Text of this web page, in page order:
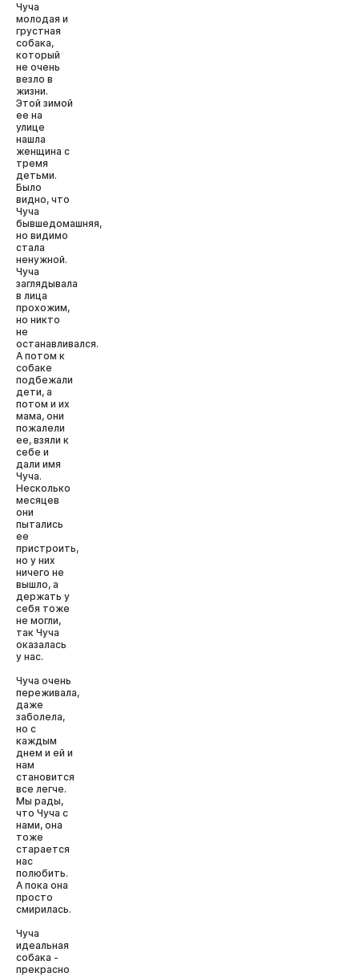
Чуча
молодая и
грустная
собака,
который
не очень
везло в
жизни.
Этой зимой
ее на
улице
нашла
женщина с
тремя
детьми.
Было
видно, что
Чуча
бывшедомашняя,
но видимо
стала
ненужной.
Чуча
заглядывала
в лица
прохожим,
но никто
не
останавливался.
А потом к
собаке
подбежали
дети, а
потом и их
мама, они
пожалели
ее, взяли к
себе и
дали имя
Чуча.
Несколько
месяцев
они
пытались
ее
пристроить,
но у них
ничего не
вышло, а
держать у
себя тоже
не могли,
так Чуча
оказалась
у нас.
Чуча очень
переживала,
даже
заболела,
но с
каждым
днем и ей и
нам
становится
все легче.
Мы рады,
что Чуча с
нами, она
тоже
старается
нас
полюбить.
А пока она
просто
смирилась.
Чуча
идеальная
собака -
прекрасно